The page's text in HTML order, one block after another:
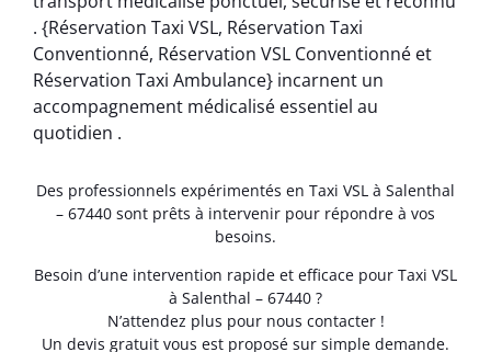
. {Réservation Taxi VSL, Réservation Taxi
Conventionné, Réservation VSL Conventionné et
Réservation Taxi Ambulance} incarnent un
accompagnement médicalisé essentiel au
quotidien .
Des professionnels expérimentés en Taxi VSL à Salenthal
– 67440 sont prêts à intervenir pour répondre à vos
besoins.
Besoin d’une intervention rapide et efficace pour Taxi VSL
à Salenthal – 67440 ?
N’attendez plus pour nous contacter !
Un devis gratuit vous est proposé sur simple demande.